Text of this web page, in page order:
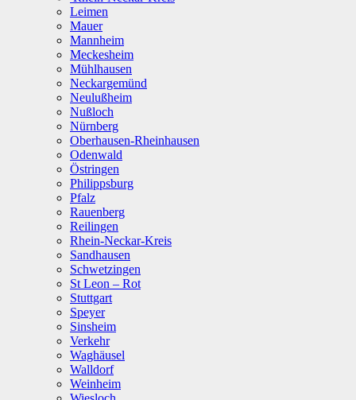
Leimen
Mauer
Mannheim
Meckesheim
Mühlhausen
Neckargemünd
Neulußheim
Nußloch
Nürnberg
Oberhausen-Rheinhausen
Odenwald
Östringen
Philippsburg
Pfalz
Rauenberg
Reilingen
Rhein-Neckar-Kreis
Sandhausen
Schwetzingen
St Leon – Rot
Stuttgart
Speyer
Sinsheim
Verkehr
Waghäusel
Walldorf
Weinheim